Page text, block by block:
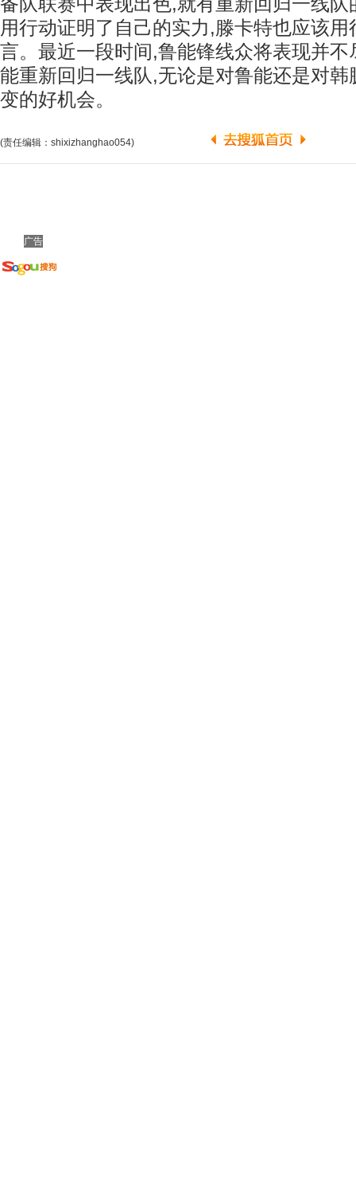
用行动证明了自己的实力,滕卡特也应该
言。最近一段时间,鲁能锋线众将表现并
能重新回归一线队,无论是对鲁能还是对韩
变的好机会。
(责任编辑：shixizhanghao054)
广告